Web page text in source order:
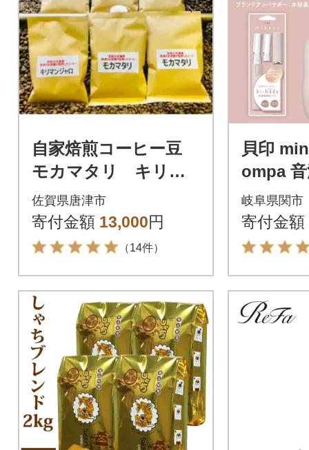
自家焙煎コーヒー豆
モカマタリ キリマ
ンジャロ コロンビ
ア グアテマラ ホ
ンジュラス (豆のま
佐賀県唐津市
寄付金額 13,000円
（14件）
貝印
ompa
リ フェ
ス
岐阜県関市
寄付金額